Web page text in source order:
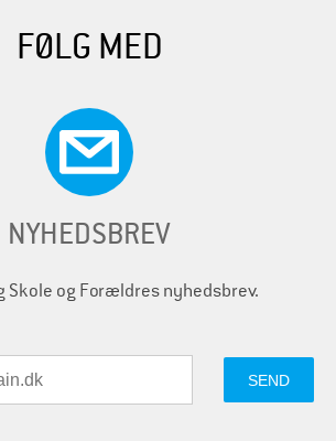
FØLG MED
NYHEDSBREV
Skole og Forældres nyhedsbrev.